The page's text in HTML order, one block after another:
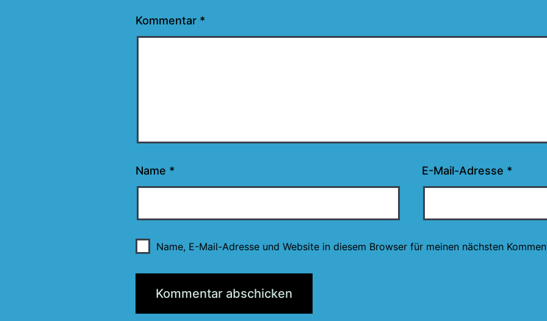
Kommentar *
Name * E-Mail-Adresse *
Name, E-Mail-Adresse und Website in diesem Browser für meinen nächsten